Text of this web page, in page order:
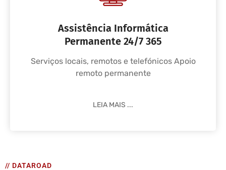
Assistência Informática
Permanente 24/7 365
Serviços locais, remotos e telefónicos Apoio
remoto permanente
LEIA MAIS ...
// DATAROAD